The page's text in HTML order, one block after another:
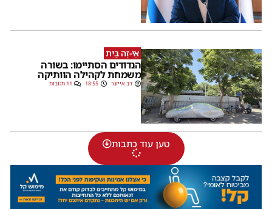
אֵי-זֶה בַּיִת
הנדודים הסתיימו: בשורה
משמחת לקהילה הוותיקה
דב אייזנר 18:55 11 תגובות
טען עוד כתבות